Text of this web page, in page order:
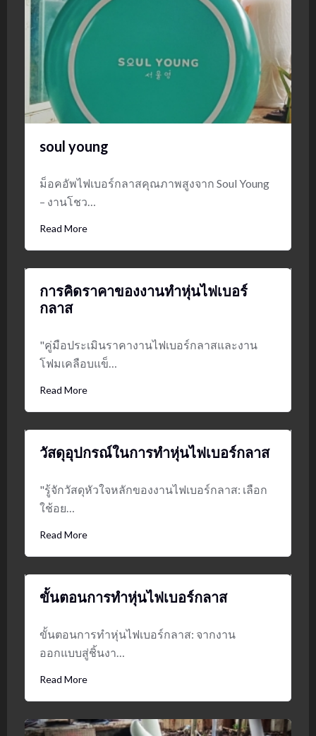
soul young
ม็อคอัพไฟเบอร์กลาสคุณภาพสูงจาก Soul Young
– งานโชว…
Read More
การคิดราคาของงานทำหุ่นไฟเบอร์
กลาส
"คู่มือประเมินราคางานไฟเบอร์กลาสและงาน
โฟมเคลือบแข็…
Read More
วัสดุอุปกรณ์ในการทำหุ่นไฟเบอร์กลาส
"รู้จักวัสดุหัวใจหลักของงานไฟเบอร์กลาส: เลือก
ใช้อย…
Read More
ขั้นตอนการทำหุ่นไฟเบอร์กลาส
ขั้นตอนการทำหุ่นไฟเบอร์กลาส: จากงาน
ออกแบบสู่ชิ้นงา…
Read More